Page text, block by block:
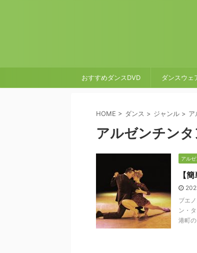
おすすめダンスDVD ダンスウェ
HOME > ダンス > ジャンル > ア
アルゼンチン
アル
【
ブエ
ン・
港町